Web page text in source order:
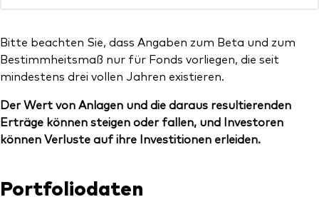
Bitte beachten Sie, dass Angaben zum Beta und zum
Bestimmheitsmaß nur für Fonds vorliegen, die seit
mindestens drei vollen Jahren existieren.
Der Wert von Anlagen und die daraus resultierenden
Erträge können steigen oder fallen, und Investoren
können Verluste auf ihre Investitionen erleiden.
Portfoliodaten